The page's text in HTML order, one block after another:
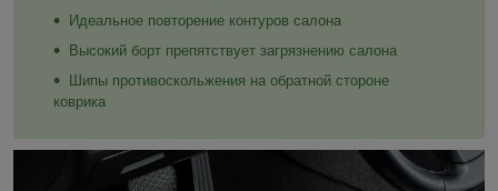
Идеальное повторение контуров салона
Высокий борт препятствует загрязнению салона
Шипы противоскольжения на обратной стороне
коврика